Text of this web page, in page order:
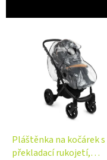
í
Pláštěnka na kočárek s
překladací rukojetí,